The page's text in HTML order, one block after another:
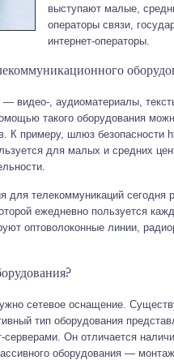
выступают малые,
операторы связи,
интернет-операторы.
видео-, аудиоматериалы,
такого оборудования
К примеру, шлюз безопасности
для малых и средних
для телекоммуникаций сегодня
ежедневно пользуется
оптоволоконные линии,
сетевое оснащение.
тип оборудования
Он отличается
оборудования —